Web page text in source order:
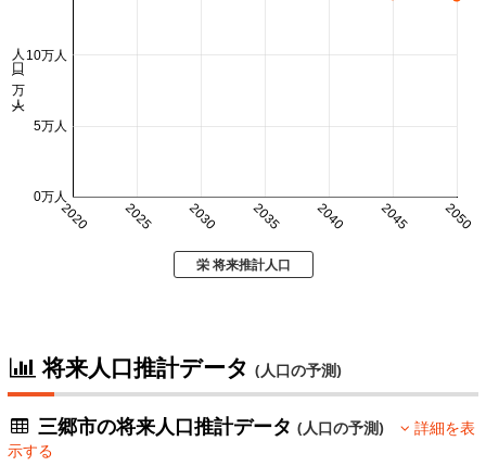
2020 2025 2030 2035 2040 2045 2050
0万人
5万人
10万人
人口 (万人)
栄 将来推計人口
将来人口推計データ (人口の予測)
三郷市の将来人口推計データ(人口の予測)
詳細を表
示する